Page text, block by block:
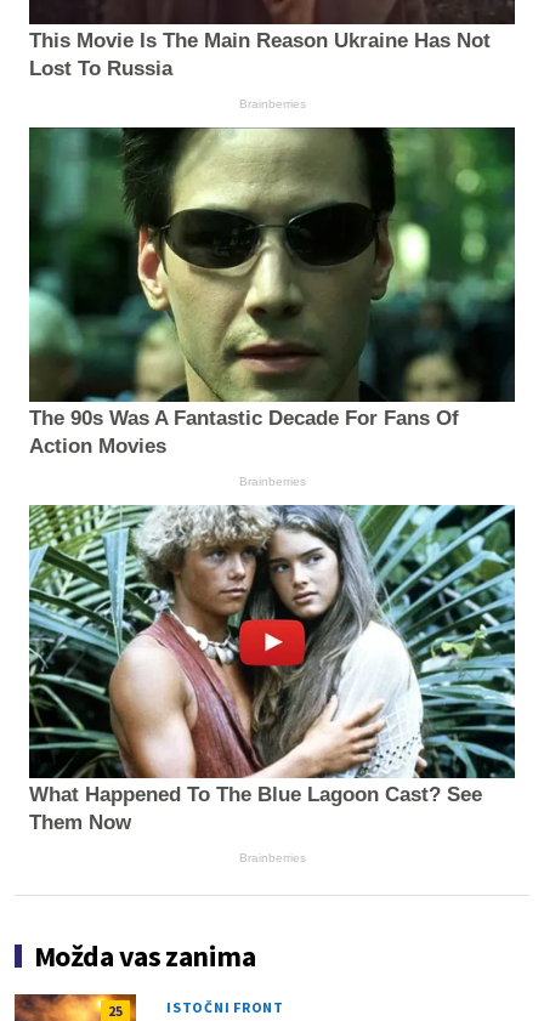
This Movie Is The Main Reason Ukraine Has Not
Lost To Russia
Brainberries
The 90s Was A Fantastic Decade For Fans Of
Action Movies
Brainberries
What Happened To The Blue Lagoon Cast? See
Them Now
Brainberries
Možda vas zanima
25 ISTOČNI FRONT